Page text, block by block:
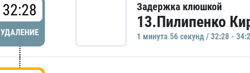
32:28
УДАЛЕНИЕ
Задержка клюшкой
13.Пилипенко
1 минутa 56 секунд / 32:28 -